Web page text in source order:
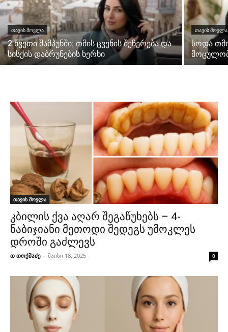
ᲗᲐᲕᲘᲡ ᲛᲝᲕᲚᲐ
2 წვეთი შამპუნში: თმის ცვენის შეჩერება და
სისქის დაბრუნების ხერხი
ᲗᲐᲕᲘᲡ ᲛᲝᲕᲚᲐ
სოდა
თავის მოვლა
კბილის ქვა აღარ შეგაწუხებს – 4-
ნაბიჯიანი მეთოდი შედეგს უმოკლეს
დროში გაძლევს
თ თოქმაძე - მაისი 18, 2025 0